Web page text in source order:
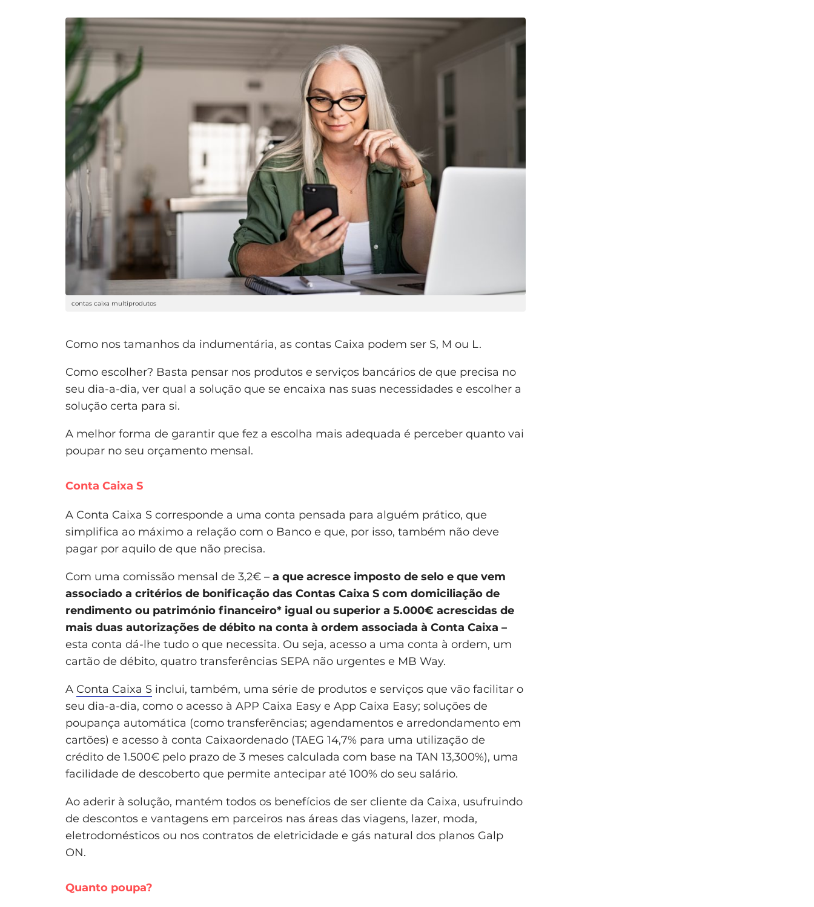
contas caixa multiprodutos
Como nos tamanhos da indumentária, as contas Caixa podem ser S, M ou L.
Como escolher? Basta pensar nos produtos e serviços bancários de que precisa no
seu dia-a-dia, ver qual a solução que se encaixa nas suas necessidades e escolher a
solução certa para si.
A melhor forma de garantir que fez a escolha mais adequada é perceber quanto vai
poupar no seu orçamento mensal.
Conta Caixa S
A Conta Caixa S corresponde a uma conta pensada para alguém prático, que
simplifica ao máximo a relação com o Banco e que, por isso, também não deve
pagar por aquilo de que não precisa.
Com uma comissão mensal de 3,2€ – a que acresce imposto de selo e que vem
associado a critérios de bonificação das Contas Caixa S com domiciliação de
rendimento ou património financeiro* igual ou superior a 5.000€ acrescidas de
mais duas autorizações de débito na conta à ordem associada à Conta Caixa –
esta conta dá-lhe tudo o que necessita. Ou seja, acesso a uma conta à ordem, um
cartão de débito, quatro transferências SEPA não urgentes e MB Way.
A Conta Caixa S inclui, também, uma série de produtos e serviços que vão facilitar o
seu dia-a-dia, como o acesso à APP Caixa Easy e App Caixa Easy; soluções de
poupança automática (como transferências; agendamentos e arredondamento em
cartões) e acesso à conta Caixaordenado (TAEG 14,7% para uma utilização de
crédito de 1.500€ pelo prazo de 3 meses calculada com base na TAN 13,300%), uma
facilidade de descoberto que permite antecipar até 100% do seu salário.
Ao aderir à solução, mantém todos os benefícios de ser cliente da Caixa, usufruindo
de descontos e vantagens em parceiros nas áreas das viagens, lazer, moda,
eletrodomésticos ou nos contratos de eletricidade e gás natural dos planos Galp
ON.
Quanto poupa?